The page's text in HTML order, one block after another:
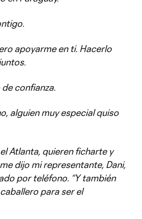
apoyarme en ti. Hacerlo
confianza.
alguien muy especial quiso
Atlanta, quieren ficharte y
dijo mi representante, Dani,
por teléfono. “Y también
para ser el